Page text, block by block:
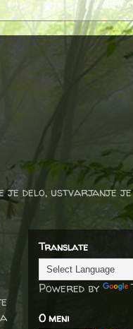
je delo, ustvarjanje
Translate
Powered by
O meni